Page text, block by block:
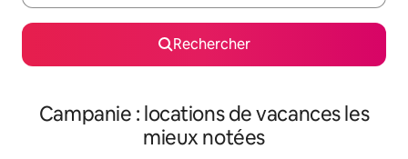
Rechercher
Campanie : locations de vacances les
mieux notées